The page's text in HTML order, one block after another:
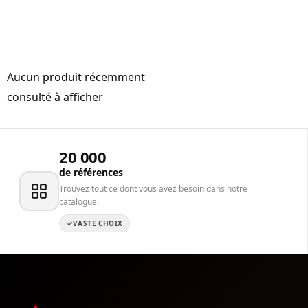
Aucun produit récemment
consulté à afficher
20 000
de références
Trouvez tout ce dont vous avez besoin dans notre
catalogue.
VASTE CHOIX